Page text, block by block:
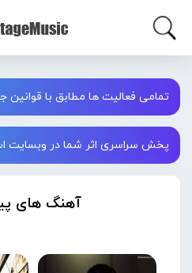
تمامی فعالیت ها مطابق با قوانین
پخش سراسری اثر شما در وبسایت استیج
آهنگ های